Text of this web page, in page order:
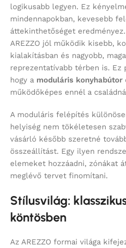
logikusabb legyen. Ez
mindennapokban, kevesebb
áttekinthetőséget
AREZZO jól működik kisebb,
kialakításban és nagyobb,
reprezentatívabb térben is. Ez
hogy a moduláris konyhabútor
működőképes ennél a
A moduláris felépítés
helyiség nem tökéletesen
vásárló később szeretné
összeállítást. Egy ilyen
elemeket hozzáadni, zónákat
meglévő tervet finomítani.
Stílusvilág:
köntösben
Az AREZZO formai világa